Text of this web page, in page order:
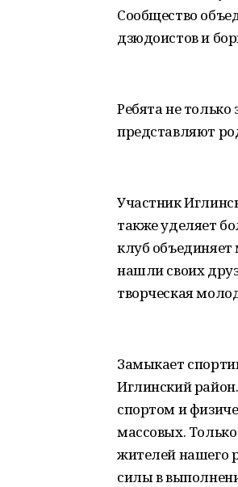
Сообщество
дзюдоистов и
Ребята не
представляют
Участник
также уделяет
клуб
нашли своих
творческая
Замыкает
Иглинский
спортом и
массовых.
жителей нашего
силы в